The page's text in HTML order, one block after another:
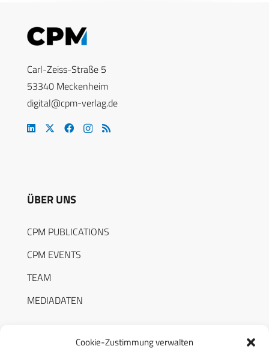
Cookie-Zustimmung verwalten
Carl-Zeiss-Straße 5
53340 Meckenheim
digital@cpm-verlag.de
ÜBER UNS
CPM PUBLICATIONS
CPM EVENTS
TEAM
MEDIADATEN